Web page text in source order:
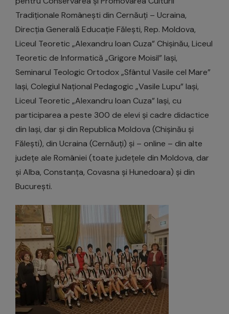
Tradiționale Românești din Cernăuți – Ucraina,
Direcția Generală Educație Fălești, Rep. Moldova,
Liceul Teoretic „Alexandru Ioan Cuza” Chișinău, Liceul
Teoretic de Informatică „Grigore Moisil” Iași,
Seminarul Teologic Ortodox „Sfântul Vasile cel Mare”
Iași, Colegiul Național Pedagogic „Vasile Lupu” Iași,
Liceul Teoretic „Alexandru Ioan Cuza” Iași, cu
participarea a peste 300 de elevi și cadre didactice
din Iași, dar și din Republica Moldova (Chișinău și
Fălești), din Ucraina (Cernăuți) și – online – din alte
județe ale României (toate județele din Moldova, dar
și Alba, Constanța, Covasna și Hunedoara) și din
București.